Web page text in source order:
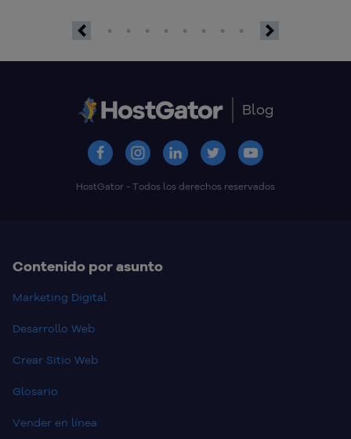
Blog
HostGator - Todos los derechos reservados
Contenido por asunto
Marketing Digital
Desarrollo Web
Crear Sitio Web
Glosario
Vender en línea